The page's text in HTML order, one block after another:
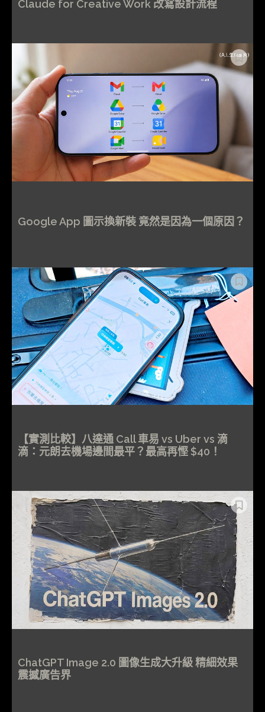
Claude for Creative Work 改寫設計流程
Google App 圖示換新裝 竟然是因為一個原因？
【實測比較】八達通 Call 車易 vs Uber vs 滴
滴：元朗去機場邊間最平？最高再慳 $40！
ChatGPT Image 2.0 圖像生成大升級 精細效果
震撼廣告界